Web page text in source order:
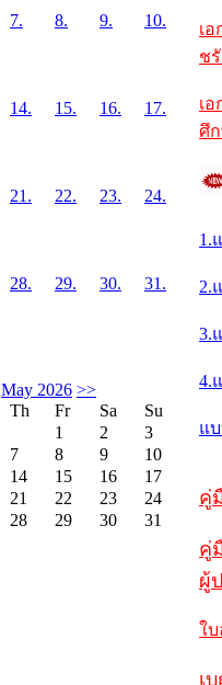
7. 8. 9. 10.
14. 15. 16. 17.
21. 22. 23. 24.
28. 29. 30. 31.
May 2026 >>
Th Fr Sa
Su
1
2
3
7 8 9
10
14 15 16
17
21 22 23
24
28 29 30 31
เ
ช
เ
ศึ
1.
2.
3.
4.
แ
คู่
คู่
ผู้
ใ
เ